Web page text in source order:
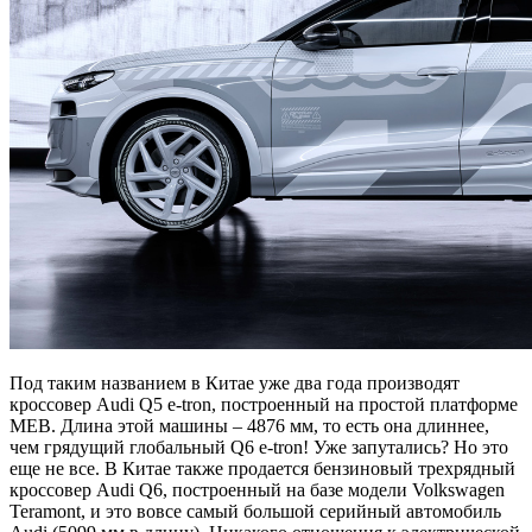
Под таким названием в Китае уже два года производят
кроссовер Audi Q5 e-tron, построенный на простой платформе
MEB. Длина этой машины – 4876 мм, то есть она длиннее,
чем грядущий глобальный Q6 e-tron! Уже запутались? Но это
еще не все. В Китае также продается бензиновый трехрядный
кроссовер Audi Q6, построенный на базе модели Volkswagen
Teramont, и это вовсе самый большой серийный автомобиль